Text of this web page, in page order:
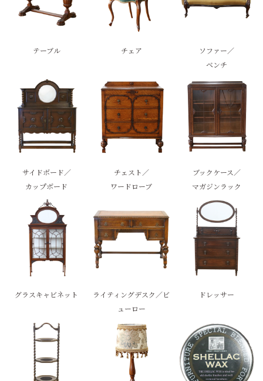
テーブル チェア
ソファー／
ベンチ
サイドボード／
カップボード
チェスト／
ワードローブ
ブックケース／
マガジンラック
グラスキャビネット
ライティングデスク／ビ
ューロー
ドレッサー